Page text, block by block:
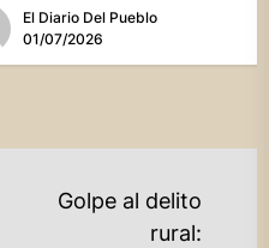
El Diario Del Pueblo
01/07/2026
Golpe al delito
rural: